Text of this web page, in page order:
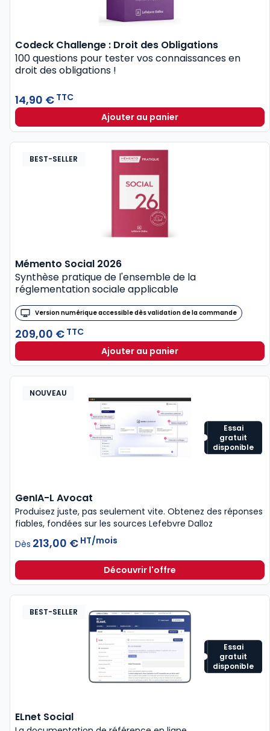
Codeck Challenge : Droit des Obligations
100 questions pour tester vos connaissances en
droit des obligations !
14,90 € TTC
Ajouter au panier
BEST-SELLER
Mémento Social 2026
Synthèse pratique de l'ensemble de la
réglementation sociale applicable
Version numérique accessible dès validation de la commande
209,00 € TTC
Ajouter au panier
Essai
gratuit
disponible
NOUVEAU
GenIA-L Avocat
Produisez juste, pas seulement vite.​ Obtenez des réponses
fiables, fondées sur les sources Lefebvre Dalloz
Dès 213,00 € HT/mois
Découvrir l'offre
Essai
gratuit
disponible
BEST-SELLER
ELnet Social